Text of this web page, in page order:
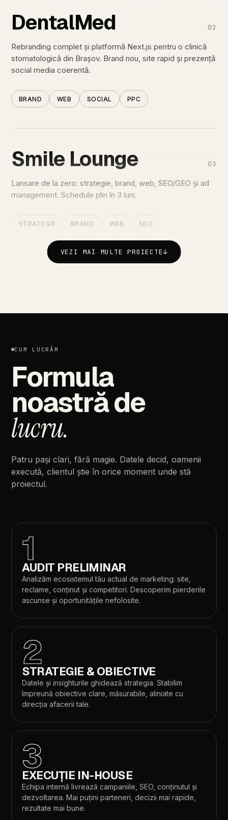
DentalMed 02
Rebranding complet și platformă Next.js pentru o clinică
stomatologică din Brașov. Brand nou, site rapid și prezență
social media coerentă.
BRAND WEB SOCIAL PPC
Smile Lounge 03
Lansare de la zero: strategie, brand, web, SEO/GEO și ad
management. Schedule plin în 3 luni.
STRATEGIE BRAND WEB SEO
hiSmile 04
Website Next.js orientat pe conversie pentru clinica
hiSmile din
serviciu.
WEB CRO SEO CONȚINUT
Sarai
Pagină de campanie cu CRO bun pentru
website Next.js pentru un cămin de bătrâni. Migrare fără
pierdere de trafic: +108% clickuri și +220% impresii în
VEZI MAI MULTE PROIECTE↓
CUM LUCRĂM
Formula
noastrăde
lucru.
Patru pași clari, fără magie. Datele decid, oamenii
execută, clientul știe în orice moment unde stă
proiectul.
1
AUDIT PRELIMINAR
Analizăm ecosistemul tău actual de marketing: site,
reclame, conținut și competitori. Descoperim pierderile
ascunse și oportunitățile nefolosite.
2
STRATEGIE & OBIECTIVE
Datele și insighturile ghidează strategia. Stabilim
împreună obiective clare, măsurabile, aliniate cu
direcția afacerii tale.
3
EXECUȚIE IN-HOUSE
Echipa internă livrează campaniile, SEO, conținutul și
dezvoltarea. Mai puțini parteneri, decizii mai rapide,
rezultate mai bune.